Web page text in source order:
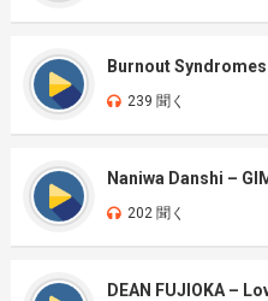
Burnout Syndromes
239 聞く
Naniwa Danshi –
202 聞く
DEAN FUJIOKA –